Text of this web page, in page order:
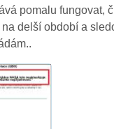
pomalu fungovat,
delší období a